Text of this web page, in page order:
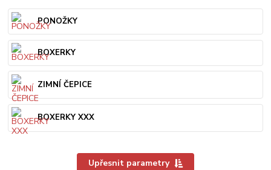
PONOŽKY
BOXERKY
ZIMNÍ ČEPICE
BOXERKY XXX
Upřesnit parametry